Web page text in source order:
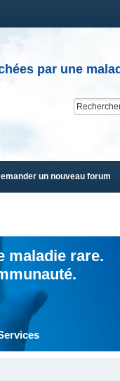
par une
un nouveau forum
maladie rare.